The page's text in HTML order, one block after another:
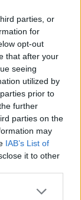
parties, or
for
opt-out
that after your
seeing
utilized by
prior to
further
parties on the
may
IAB’s List of
it to other
more Google
τον ρόλο
Τσώρτσιλ
του
και οι